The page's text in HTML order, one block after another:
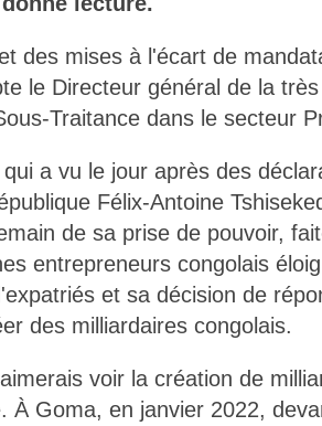
des mises à l'écart de
le Directeur général de la
Traitance dans le secteur
a vu le jour après des
Félix-Antoine
de sa prise de pouvoir,
entrepreneurs congolais
et sa décision de
des milliardaires congolais.
voir la création de
À Goma, en janvier 2022,